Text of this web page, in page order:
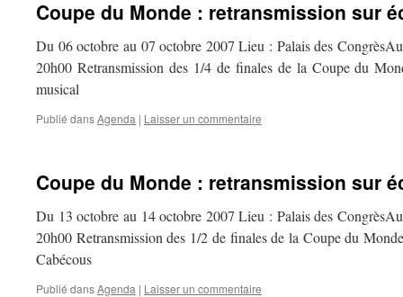
Coupe du Monde : retransmission sur
Du 06 octobre au 07 octobre 2007 Lieu : Palais des
20h00 Retransmission des 1/4 de finales de la Coupe du
musical
Publié dansAgenda | Laisser un commentaire
Coupe du Monde : retransmission sur
Du 13 octobre au 14 octobre 2007 Lieu : Palais des
20h00 Retransmission des 1/2 de finales de la Coupe du
Cabécous
Publié dansAgenda | Laisser un commentaire